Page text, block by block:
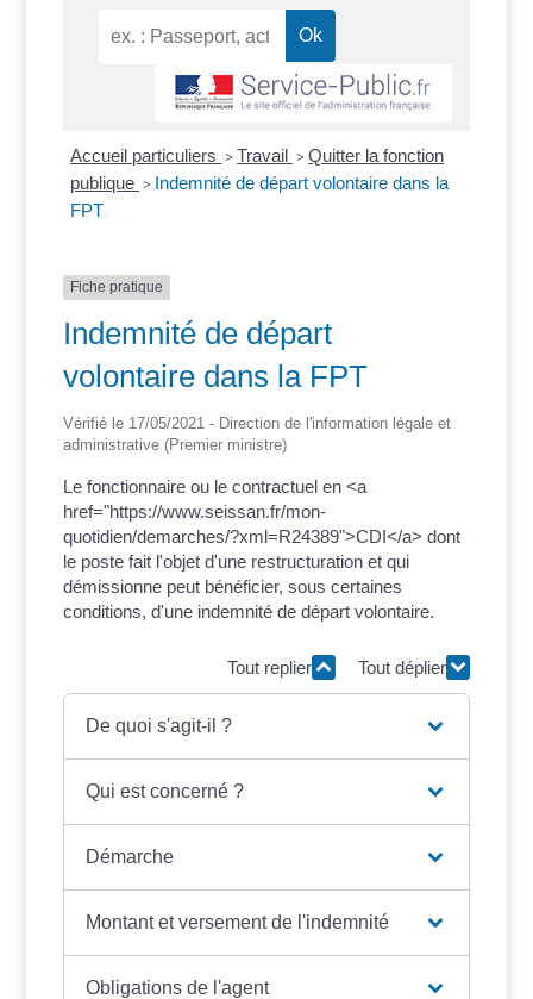
Accueil particuliers > Travail > Quitter la fonction
publique > Indemnité de départ volontaire dans la
FPT
Fiche pratique
Indemnité de départ
volontaire dans la FPT
Vérifié le 17/05/2021 - Direction de l'information légale et
administrative (Premier ministre)
Le fonctionnaire ou le contractuel en <a
href="https://www.seissan.fr/mon-
quotidien/demarches/?xml=R24389">CDI</a> dont
le poste fait l'objet d'une restructuration et qui
démissionne peut bénéficier, sous certaines
conditions, d'une indemnité de départ volontaire.
Tout replier Tout déplier
De quoi s'agit-il ?
Qui est concerné ?
Démarche
Montant et versement de l'indemnité
Obligations de l'agent